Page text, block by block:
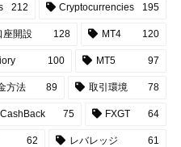
212 Cryptocurrencies 195
座開設 128 MT4 120
100 MT5 97
方法 89 取引環境 78
CashBack 75 FXGT 64
62 レバレッジ 61